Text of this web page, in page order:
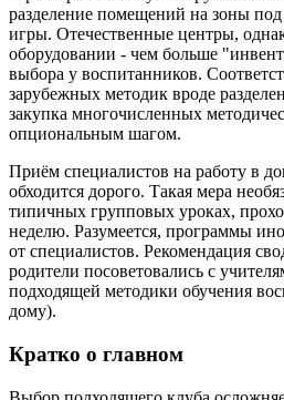
разделение помещений на зоны под
игры. Отечественные центры,
оборудовании - чем больше
выбора у воспитанников.
зарубежных методик вроде
закупка многочисленных
опциональным шагом.
Приём специалистов на работу в
обходится дорого. Такая мера
типичных групповых уроках,
неделю. Разумеется, программы
от специалистов. Рекомендация
родители посоветовались с
подходящей методики обучения
дому).
Кратко о главном